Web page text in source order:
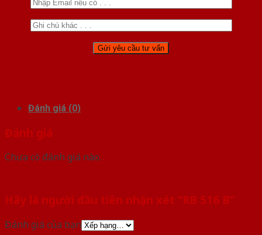
Đánh giá (0)
Đánh giá
Chưa có đánh giá nào.
Hãy là người đầu tiên nhận xét “RB 516 B”
Đánh giá của bạn